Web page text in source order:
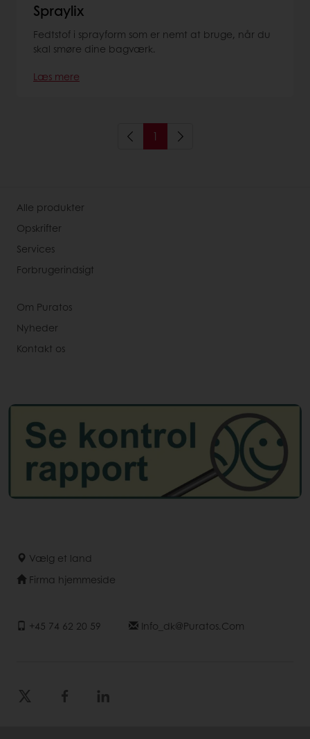
Spraylix
Fedtstof i sprayform som er nemt at bruge, når du
skal smøre dine bagværk.
Læs mere
1
Alle produkter
Opskrifter
Services
Forbrugerindsigt
Om Puratos
Nyheder
Kontakt os
Vælg et land
Firma hjemmeside
+45 74 62 20 59 Info_dk@puratos.com